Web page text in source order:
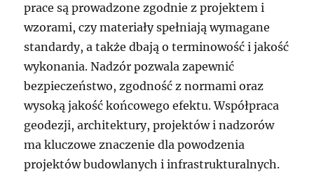
prace są prowadzone zgodnie z projektem i
wzorami, czy materiały spełniają wymagane
standardy, a także dbają o terminowość i jakość
wykonania. Nadzór pozwala zapewnić
bezpieczeństwo, zgodność z normami oraz
wysoką jakość końcowego efektu. Współpraca
geodezji, architektury, projektów i nadzorów
ma kluczowe znaczenie dla powodzenia
projektów budowlanych i infrastrukturalnych.